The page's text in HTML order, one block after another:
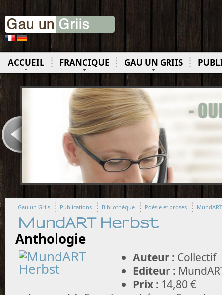
ACCUEIL FRANCIQUE GAU UN GRIIS
Gau un Griis Publications Bibliothèque Poésie et proses
MundART Herbst
Anthologie
Auteur : Collectif
Editeur :
Prix : 14,80 €